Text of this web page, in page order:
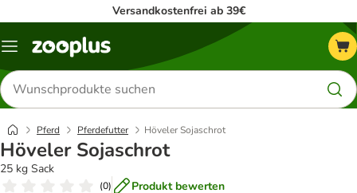
Versandkostenfrei ab 39€
Menü
Produkte
suchen
Pferd Pferdefutter Höveler Sojaschrot
Höveler Sojaschrot
25 kg Sack
(0) Produkt bewerten